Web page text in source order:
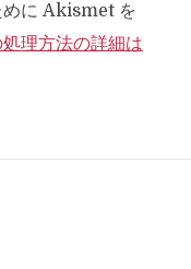
めに Akismet を
理方法の詳細は